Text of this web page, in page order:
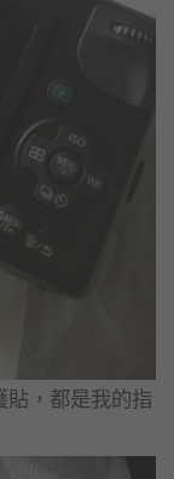
，都是我的指